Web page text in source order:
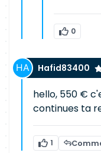
0
Hafid83400
hello, 550 €
continues ta
1